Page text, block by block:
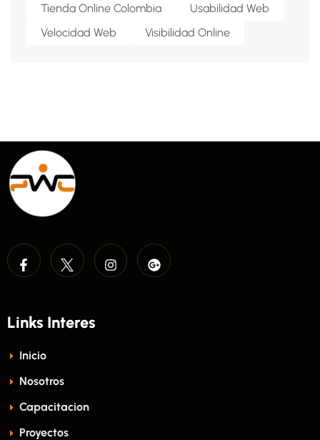
Tienda Online Colombia
Usabilidad Web
Velocidad Web
Visibilidad Online
Links Interes
Inicio
Nosotros
Capacitacion
Proyectos